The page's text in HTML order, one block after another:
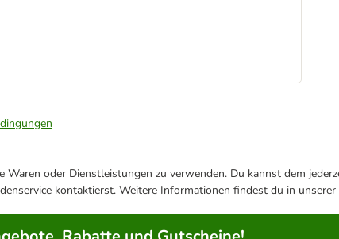
oder Dienstleistungen zu verwenden. Du kannst dem
kontaktierst. Weitere Informationen findest du in unserer